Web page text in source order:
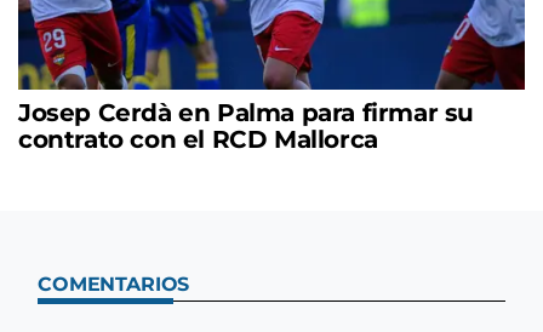
Josep Cerdà en Palma para firmar su
contrato con el RCD Mallorca
COMENTARIOS